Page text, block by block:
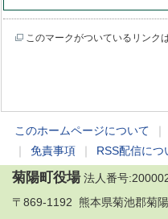
このマークがついているリンク
このホームページについて
免責事項 RSS配信につ
菊陽町役場法人番号
〒869-1192 熊本県菊池郡菊